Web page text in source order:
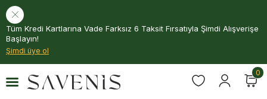
Tüm Kredi Kartlarına Vade Farksız 6 Taksit Fırsatıyla Şimdi Alışverişe
Başlayın!
Şimdi üye ol
0